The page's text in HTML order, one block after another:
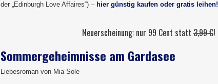
der „Edinburgh Love Affaires“) – hier günstig kaufen oder gratis leihen!
Neuerscheinung: nur 99 Cent statt 3,99 €!
Sommergeheimnisse am Gardasee
Liebesroman von Mia Sole